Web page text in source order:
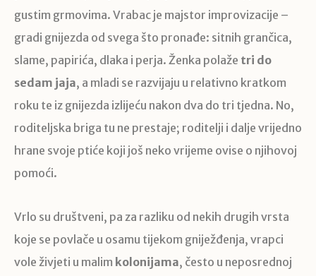
gustim grmovima. Vrabac je majstor improvizacije –
gradi gnijezda od svega što pronađe: sitnih grančica,
slame, papirića, dlaka i perja. Ženka polaže tri do
sedam jaja, a mladi se razvijaju u relativno kratkom
roku te iz gnijezda izlijeću nakon dva do tri tjedna. No,
roditeljska briga tu ne prestaje; roditelji i dalje vrijedno
hrane svoje ptiće koji još neko vrijeme ovise o njihovoj
pomoći.
Vrlo su društveni, pa za razliku od nekih drugih vrsta
koje se povlače u osamu tijekom gniježđenja, vrapci
vole živjeti u malim kolonijama, često u neposrednoj